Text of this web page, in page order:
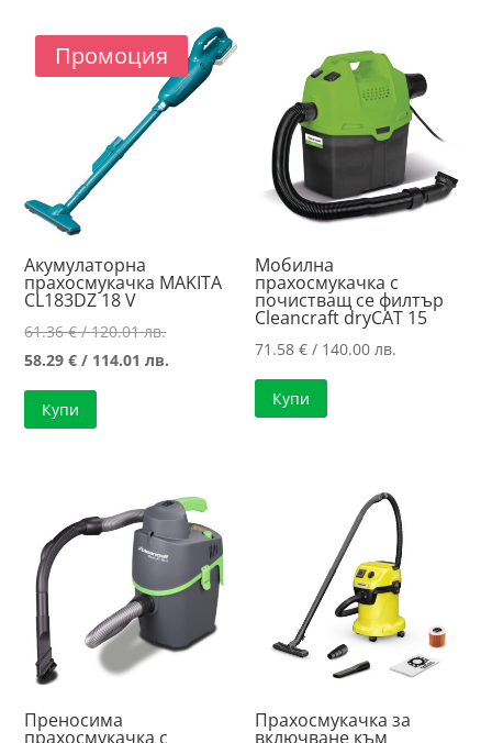
Промоция
Акумулаторна
прахосмукачка MAKITA
CL183DZ 18 V
61.36€/ 120.01 лв.Original
price
58.29€ / 114.01 лв.
114.01 лв..
Купи
Мобилна
прахосмукачка с
почистващ се филтър
Cleancraft dryCAT 15
71.58€ / 140.00 лв.
Купи
Преносима
прахосмукачка с
Прахосмукачка за
включване към